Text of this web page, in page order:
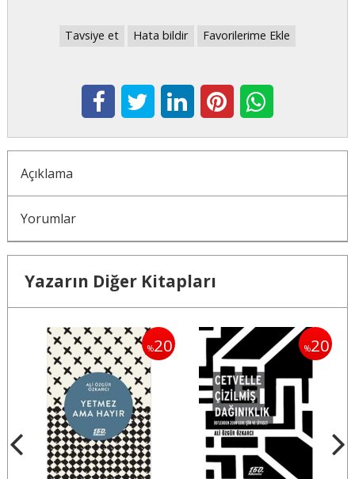
Tavsiye et Hata bildir Favorilerime Ekle
Açıklama
Yorumlar
Yazarın Diğer Kitapları
%20 %20